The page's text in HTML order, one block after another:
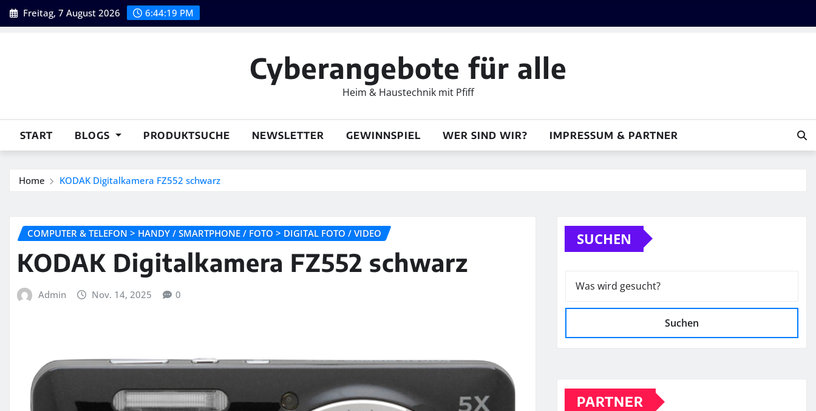
Skip
to
Freitag, 7 August 2026 6:44:20 PM
Cyberangebote für alle
Heim & Haustechnik mit Pfiff
START BLOGS PRODUKTSUCHE NEWSLETTER GEWINNSPIEL WER SIND WIR? IMPRESSUM & PARTNER
Home KODAK Digitalkamera FZ552 schwarz
COMPUTER & TELEFON > HANDY / SMARTPHONE / FOTO > DIGITAL FOTO / VIDEO
KODAK Digitalkamera FZ552 schwarz
Admin Nov. 14, 2025 0
SUCHEN
Suchen
PARTNER